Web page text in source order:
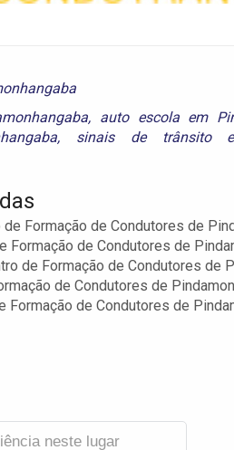
, auto escola em
, sinais de trânsito
Formação de Condutores de
Formação de Condutores de
de Formação de Condutores de
de Condutores de
Formação de Condutores de